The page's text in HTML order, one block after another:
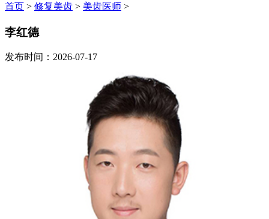
首页 > 修复美齿 > 美齿医师 >
李红德
发布时间：2026-07-17